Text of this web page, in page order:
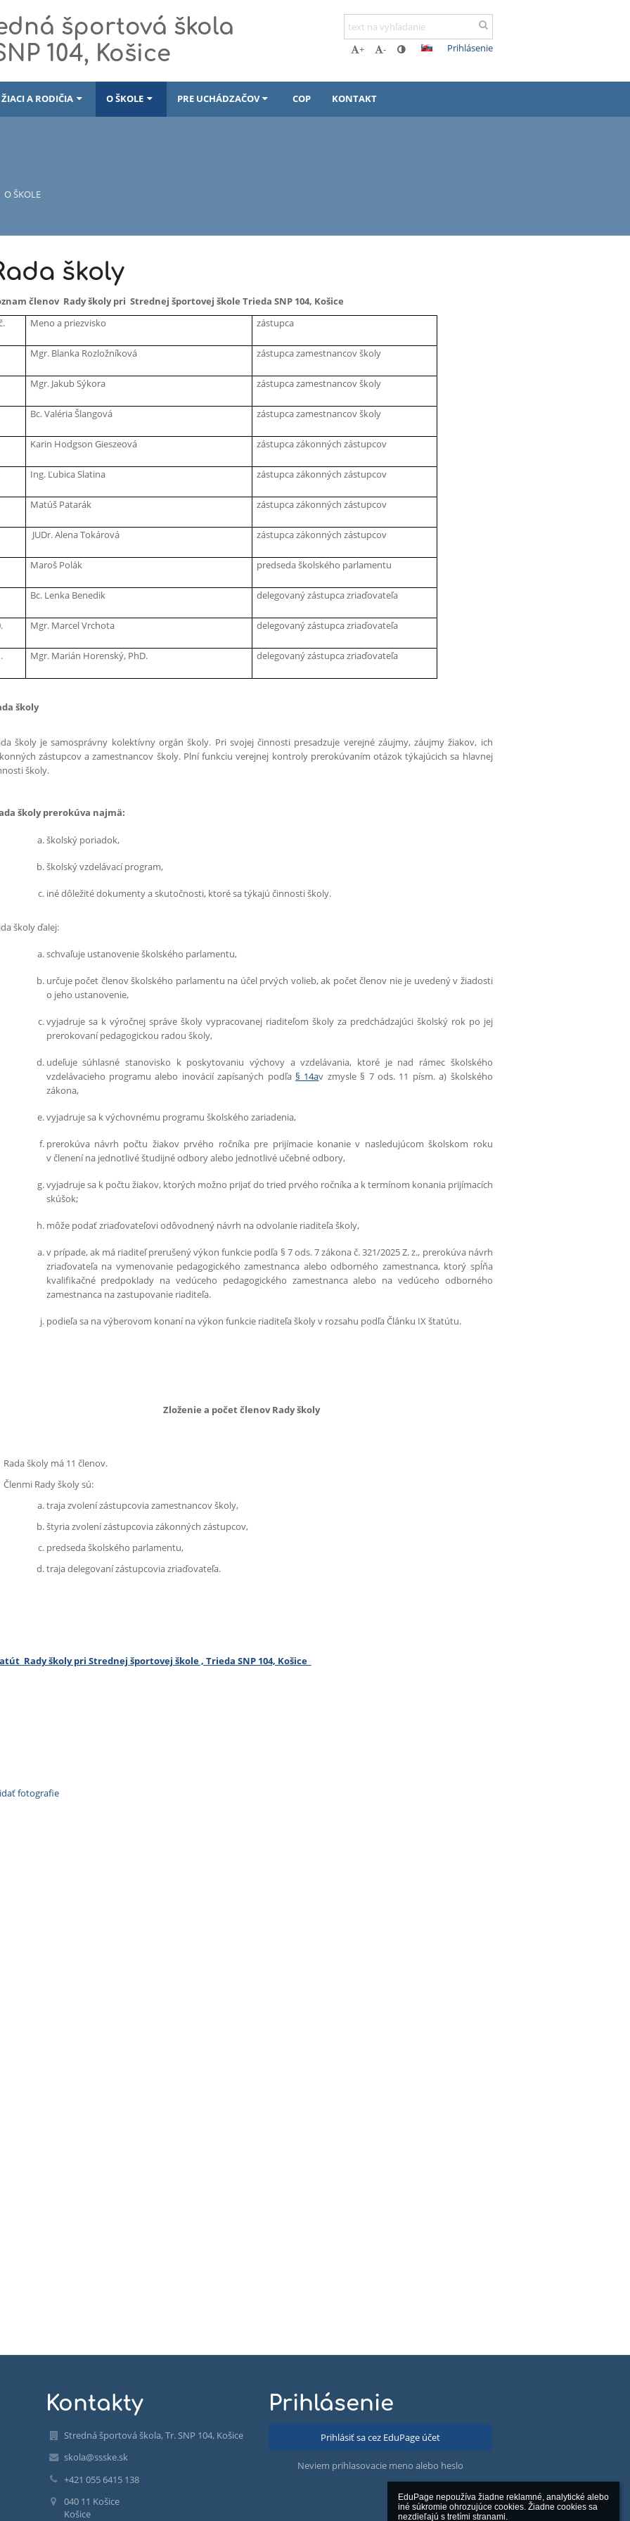
EduPage nepoužíva žiadne reklamné, analytické alebo
iné súkromie ohrozujúce cookies. Žiadne cookies sa
nezdieľajú s tretími stranami.
športová škola
104, Košice
+ - Prihlásenie
ŽIACI A RODIČIA O ŠKOLE PRE UCHÁDZAČOV COP KONTAKT
O ŠKOLE
školy
členov Rady školy pri Strednej športovej škole Trieda SNP 104, Košice
Meno a priezvisko zástupca
Mgr. Blanka Rozložníková zástupca zamestnancov školy
Mgr. Jakub Sýkora zástupca zamestnancov školy
Bc. Valéria Šlangová zástupca zamestnancov školy
Karin Hodgson Gieszeová zástupca zákonných zástupcov
Ing. Ľubica Slatina zástupca zákonných zástupcov
Matúš Patarák zástupca zákonných zástupcov
JUDr. Alena Tokárová zástupca zákonných zástupcov
Maroš Polák predseda školského parlamentu
Bc. Lenka Benedik delegovaný zástupca zriaďovateľa
Mgr. Marcel Vrchota delegovaný zástupca zriaďovateľa
Mgr. Marián Horenský, PhD. delegovaný zástupca zriaďovateľa
školy
školy je samosprávny kolektívny orgán školy. Pri svojej činnosti presadzuje verejné záujmy, záujmy žiakov, ich
zástupcov a zamestnancov školy. Plní funkciu verejnej kontroly prerokúvaním otázok týkajúcich sa hlavnej
školy.
školy prerokúva najmä:
školský poriadok,
školský vzdelávací program,
iné dôležité dokumenty a skutočnosti, ktoré sa týkajú činnosti školy.
školy ďalej:
schvaľuje ustanovenie školského parlamentu,
určuje počet členov školského parlamentu na účel prvých volieb, ak počet členov nie je uvedený v žiadosti
o jeho ustanovenie,
vyjadruje sa k výročnej správe školy vypracovanej riaditeľom školy za predchádzajúci školský rok po jej
prerokovaní pedagogickou radou školy,
udeľuje súhlasné stanovisko k poskytovaniu výchovy a vzdelávania, ktoré je nad rámec školského
vzdelávacieho programu alebo inovácií zapísaných podľa§ 14av zmysle § 7 ods. 11 písm. a) školského
zákona,
vyjadruje sa k výchovnému programu školského zariadenia,
prerokúva návrh počtu žiakov prvého ročníka pre prijímacie konanie v nasledujúcom školskom roku
v členení na jednotlivé študijné odbory alebo jednotlivé učebné odbory,
vyjadruje sa k počtu žiakov, ktorých možno prijať do tried prvého ročníka a k termínom konania prijímacích
skúšok;
môže podať zriaďovateľovi odôvodnený návrh na odvolanie riaditeľa školy,
v prípade, ak má riaditeľ prerušený výkon funkcie podľa § 7 ods. 7 zákona č. 321/2025 Z. z., prerokúva návrh
zriaďovateľa na vymenovanie pedagogického zamestnanca alebo odborného zamestnanca, ktorý spĺňa
kvalifikačné predpoklady na vedúceho pedagogického zamestnanca alebo na vedúceho odborného
zamestnanca na zastupovanie riaditeľa.
podieľa sa na výberovom konaní na výkon funkcie riaditeľa školy v rozsahu podľa Článku IX štatútu.
Zloženie a počet členov Rady školy
Rada školy má 11 členov.
Členmi Rady školy sú:
traja zvolení zástupcovia zamestnancov školy,
štyria zvolení zástupcovia zákonných zástupcov,
predseda školského parlamentu,
traja delegovaní zástupcovia zriaďovateľa.
Rady školy pri Strednej športovej škole , Trieda SNP 104, Košice
fotografie
Kontakty
Stredná športová škola, Tr. SNP 104, Košice
skola@ssske.sk
+421 055 6415 138
040 11 Košice
Košice
Prihlásenie
Prihlásiť sa cez EduPage účet
Neviem prihlasovacie meno alebo heslo